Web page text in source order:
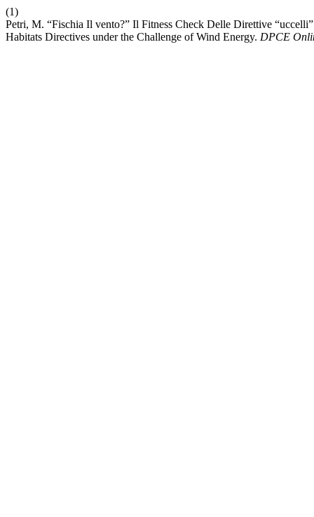
(1)
Petri, M. “Fischia Il vento?” Il Fitness Check Delle Direttive
Habitats Directives under the Challenge of Wind Energy. DPCE